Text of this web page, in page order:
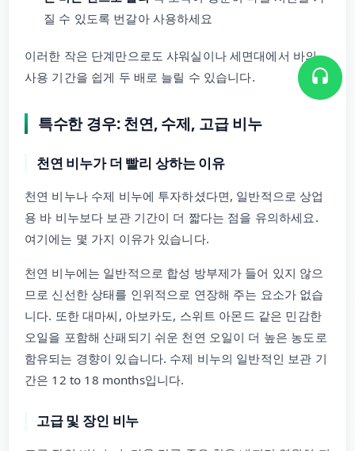
질 수 있도록 번갈아 사용하세요
이러한 작은 단계만으로도 샤워실이나 세면대에서 바의
사용 기간을 쉽게 두 배로 늘릴 수 있습니다.
특수한 경우: 천연, 수제, 고급 비누
천연 비누가 더 빨리 상하는 이유
천연 비누나 수제 비누에 투자하셨다면, 일반적으로 상업
용 바 비누보다 보관 기간이 더 짧다는 점을 유의하세요.
여기에는 몇 가지 이유가 있습니다.
천연 비누에는 일반적으로 합성 방부제가 들어 있지 않으
므로 신선한 상태를 인위적으로 연장해 주는 요소가 없습
니다. 또한 대마씨, 아보카도, 스위트 아몬드 같은 민감한
오일을 포함해 산패되기 쉬운 천연 오일이 더 높은 농도로
함유되는 경향이 있습니다. 수제 비누의 일반적인 보관 기
간은 12 to 18 months입니다.
고급 및 장인 비누